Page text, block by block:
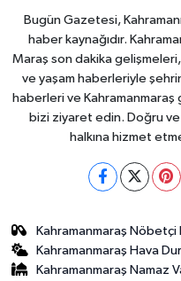
Bugün Gazetesi,
haber kaynağıdır.
Maraş son dakika
ve yaşam haberleriyle
haberleri ve
bizi ziyaret edin. Doğru
halkına hizmet
Kahramanmaraş Nöbetçi
Kahramanmaraş Hava
Kahramanmaraş Namaz